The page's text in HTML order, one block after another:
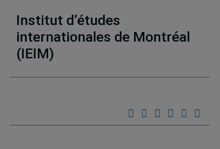
Institut d’études
internationales de Montréal
(IEIM)